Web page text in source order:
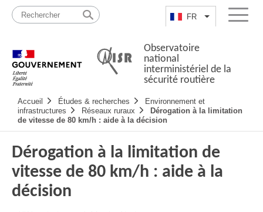
Passer
contenu
FR Lister lesMenu
Observatoire
national
interministériel de la
sécurité routière
principale
Accueil Études & recherches
Environnement et
infrastructures
Réseaux ruraux
Dérogation à la limitation
de vitesse de 80 km/h : aide à la décision
Dérogation à la limitation de
vitesse de 80 km/h : aide à la
décision